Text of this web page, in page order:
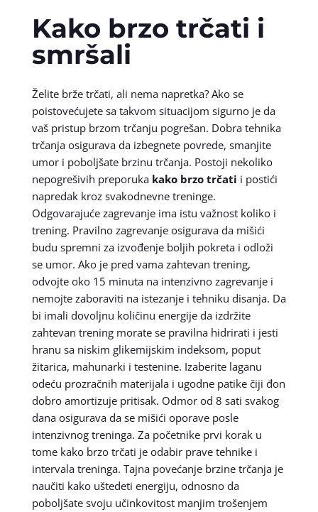
Kako brzo trčati i
smršali
Želite brže trčati, ali nema napretka? Ako se
poistovećujete sa takvom situacijom sigurno je da
vaš pristup brzom trčanju pogrešan. Dobra tehnika
trčanja osigurava da izbegnete povrede, smanjite
umor i poboljšate brzinu trčanja. Postoji nekoliko
nepogrešivih preporuka kako brzo trčati i postići
napredak kroz svakodnevne treninge.
Odgovarajuće zagrevanje ima istu važnost koliko i
trening. Pravilno zagrevanje osigurava da mišići
budu spremni za izvođenje boljih pokreta i odloži
se umor. Ako je pred vama zahtevan trening,
odvojte oko 15 minuta na intenzivno zagrevanje i
nemojte zaboraviti na istezanje i tehniku disanja. Da
bi imali dovoljnu količinu energije da izdržite
zahtevan trening morate se pravilna hidrirati i jesti
hranu sa niskim glikemijskim indeksom, poput
žitarica, mahunarki i testenine. Izaberite laganu
odeću prozračnih materijala i ugodne patike čiji đon
dobro amortizuje pritisak. Odmor od 8 sati svakog
dana osigurava da se mišići oporave posle
intenzivnog treninga. Za početnike prvi korak u
tome kako brzo trčati je odabir prave tehnike i
intervala treninga. Tajna povećanje brzine trčanja je
naučiti kako uštedeti energiju, odnosno da
poboljšate svoju učinkovitost manjim trošenjem